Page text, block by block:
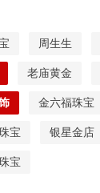
周生生
老庙黄金
金六福珠宝
宝 银星金店
宝